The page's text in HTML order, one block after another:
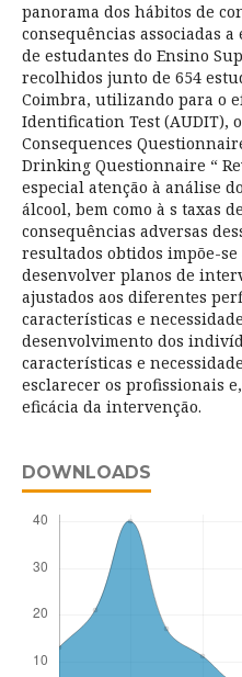
panorama dos hábitos de
consequências associadas
de estudantes do Ensino
recolhidos junto de 654
Coimbra, utilizando para o
Identification Test (AUDIT),
Consequences
Drinking Questionnaire “
especial atenção à análise
álcool, bem como à s taxas
consequências adversas
resultados obtidos impõe-se
desenvolver planos de
ajustados aos diferentes
características e
desenvolvimento dos
características e
esclarecer os profissionais
eficácia da intervenção.
DOWNLOADS